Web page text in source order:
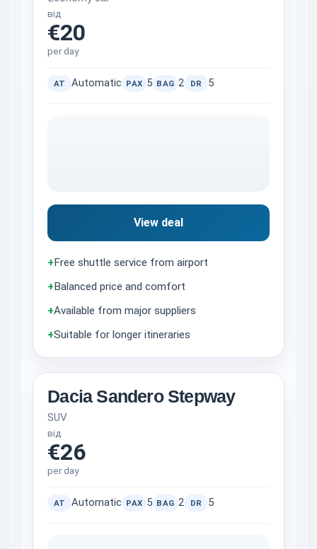
від
€20
per day
AT Automatic PAX 5 BAG 2 DR 5
View deal
+Free shuttle service from airport
+Balanced price and comfort
+Available from major suppliers
+Suitable for longer itineraries
Dacia Sandero Stepway
SUV
від
€26
per day
AT Automatic PAX 5 BAG 2 DR 5